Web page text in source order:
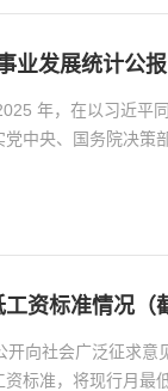
业发展统计公报
年，在以习近平
中央、国务院决策
资标准情况（
向社会广泛征求意
标准，将现行月最
月刊